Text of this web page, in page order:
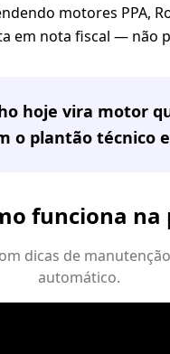
motores PPA,
em nota fiscal — não
hoje vira motor
o plantão técnico
funciona na
dicas de
automático.